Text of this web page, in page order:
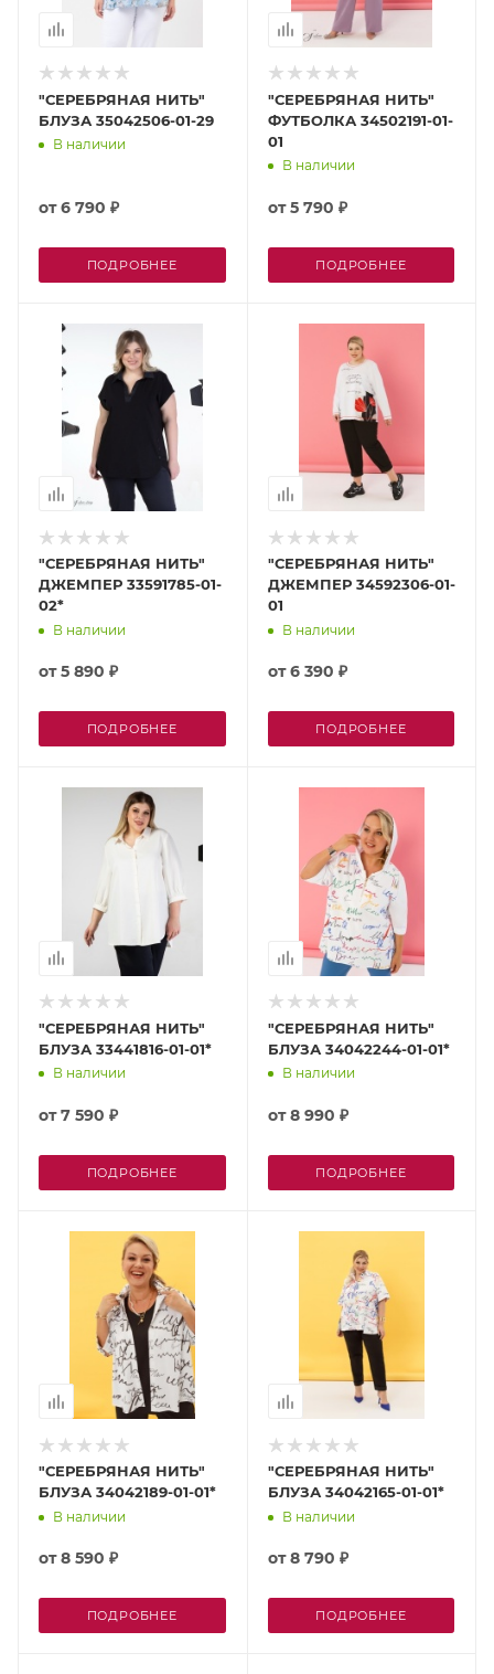
"СЕРЕБРЯНАЯ НИТЬ"
БЛУЗА 35042506-01-29
В наличии
от6 790 ₽
ПОДРОБНЕЕ
"СЕРЕБРЯНАЯ НИТЬ"
ФУТБОЛКА 34502191-01-
01
В наличии
от5 790 ₽
ПОДРОБНЕЕ
"СЕРЕБРЯНАЯ НИТЬ"
ДЖЕМПЕР 33591785-01-
02*
В наличии
от5 890 ₽
ПОДРОБНЕЕ
"СЕРЕБРЯНАЯ НИТЬ"
ДЖЕМПЕР 34592306-01-
01
В наличии
от6 390 ₽
ПОДРОБНЕЕ
"СЕРЕБРЯНАЯ НИТЬ"
БЛУЗА 33441816-01-01*
В наличии
от7 590 ₽
ПОДРОБНЕЕ
"СЕРЕБРЯНАЯ НИТЬ"
БЛУЗА 34042244-01-01*
В наличии
от8 990 ₽
ПОДРОБНЕЕ
"СЕРЕБРЯНАЯ НИТЬ"
БЛУЗА 34042189-01-01*
В наличии
от8 590 ₽
ПОДРОБНЕЕ
"СЕРЕБРЯНАЯ НИТЬ"
БЛУЗА 34042165-01-01*
В наличии
от8 790 ₽
ПОДРОБНЕЕ